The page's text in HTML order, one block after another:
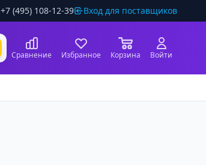
+7 (495) 108-12-39 Вход для поставщиков
Сравнение Избранное Корзина Войти